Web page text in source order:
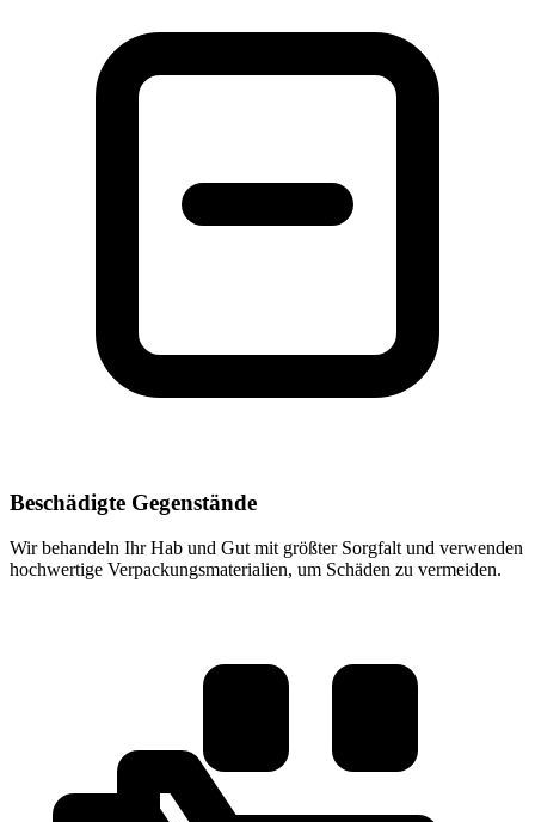
Beschädigte Gegenstände
Wir behandeln Ihr Hab und Gut mit größter Sorgfalt und verwenden
hochwertige Verpackungsmaterialien, um Schäden zu vermeiden.